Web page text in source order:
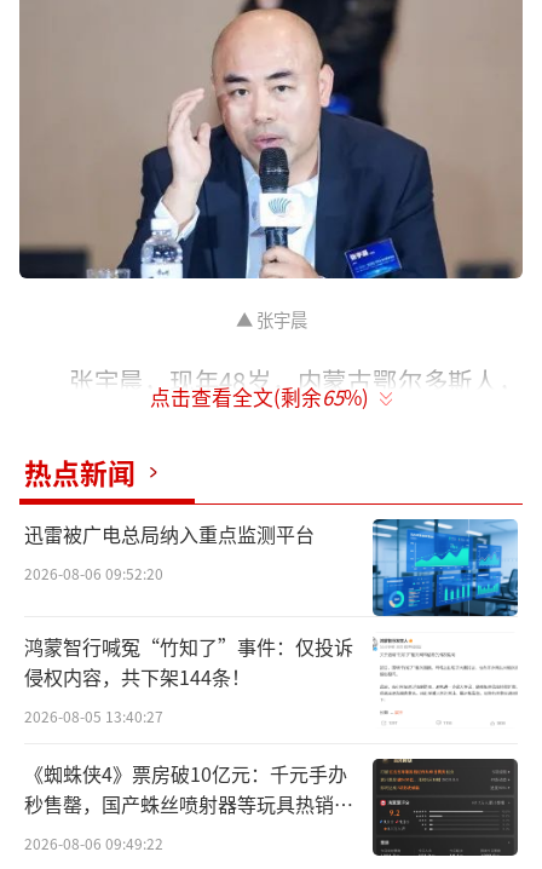
▲ 张宇晨
张宇晨，现年48岁，内蒙古鄂尔多斯人，
本科毕业于东南大学，1997年加入有“CEO摇
篮”之称的宝洁，此后在跨国企业欧莱雅、美
太芭比、孩之宝担任管理岗位。
2019年5月，张宇晨任职周黑鸭常务副总
裁，并于3个月后，被委任为总裁。相关资料显
示，任职周黑鸭5年间，其酬金也有较大幅度调
整，从2019年入职时的171万，涨至2020年的6
70万，直至2022年近1300万。
任职以来，张宇晨推动周黑鸭直营模式升
级为“直营+特许经营”模式，并引入麦当劳特
许经营专业人士，组建特许经营管理团队。与
点击查看全文(剩余65%)
热点新闻
迅雷被广电总局纳入重点监测平台
2026-08-06 09:52:20
鸿蒙智行喊冤“竹知了”事件：仅投诉
侵权内容，共下架144条！
2026-08-05 13:40:27
《蜘蛛侠4》票房破10亿元：千元手办
秒售罄，国产蛛丝喷射器等玩具热销海
外
2026-08-06 09:49:22